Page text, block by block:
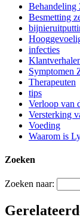
Behandeling
Besmetting
infecties
Symptomen
Therapeuten
tips
Verloop van
Versterking
Voeding
Waarom is
Zoeken
Zoeken naar: